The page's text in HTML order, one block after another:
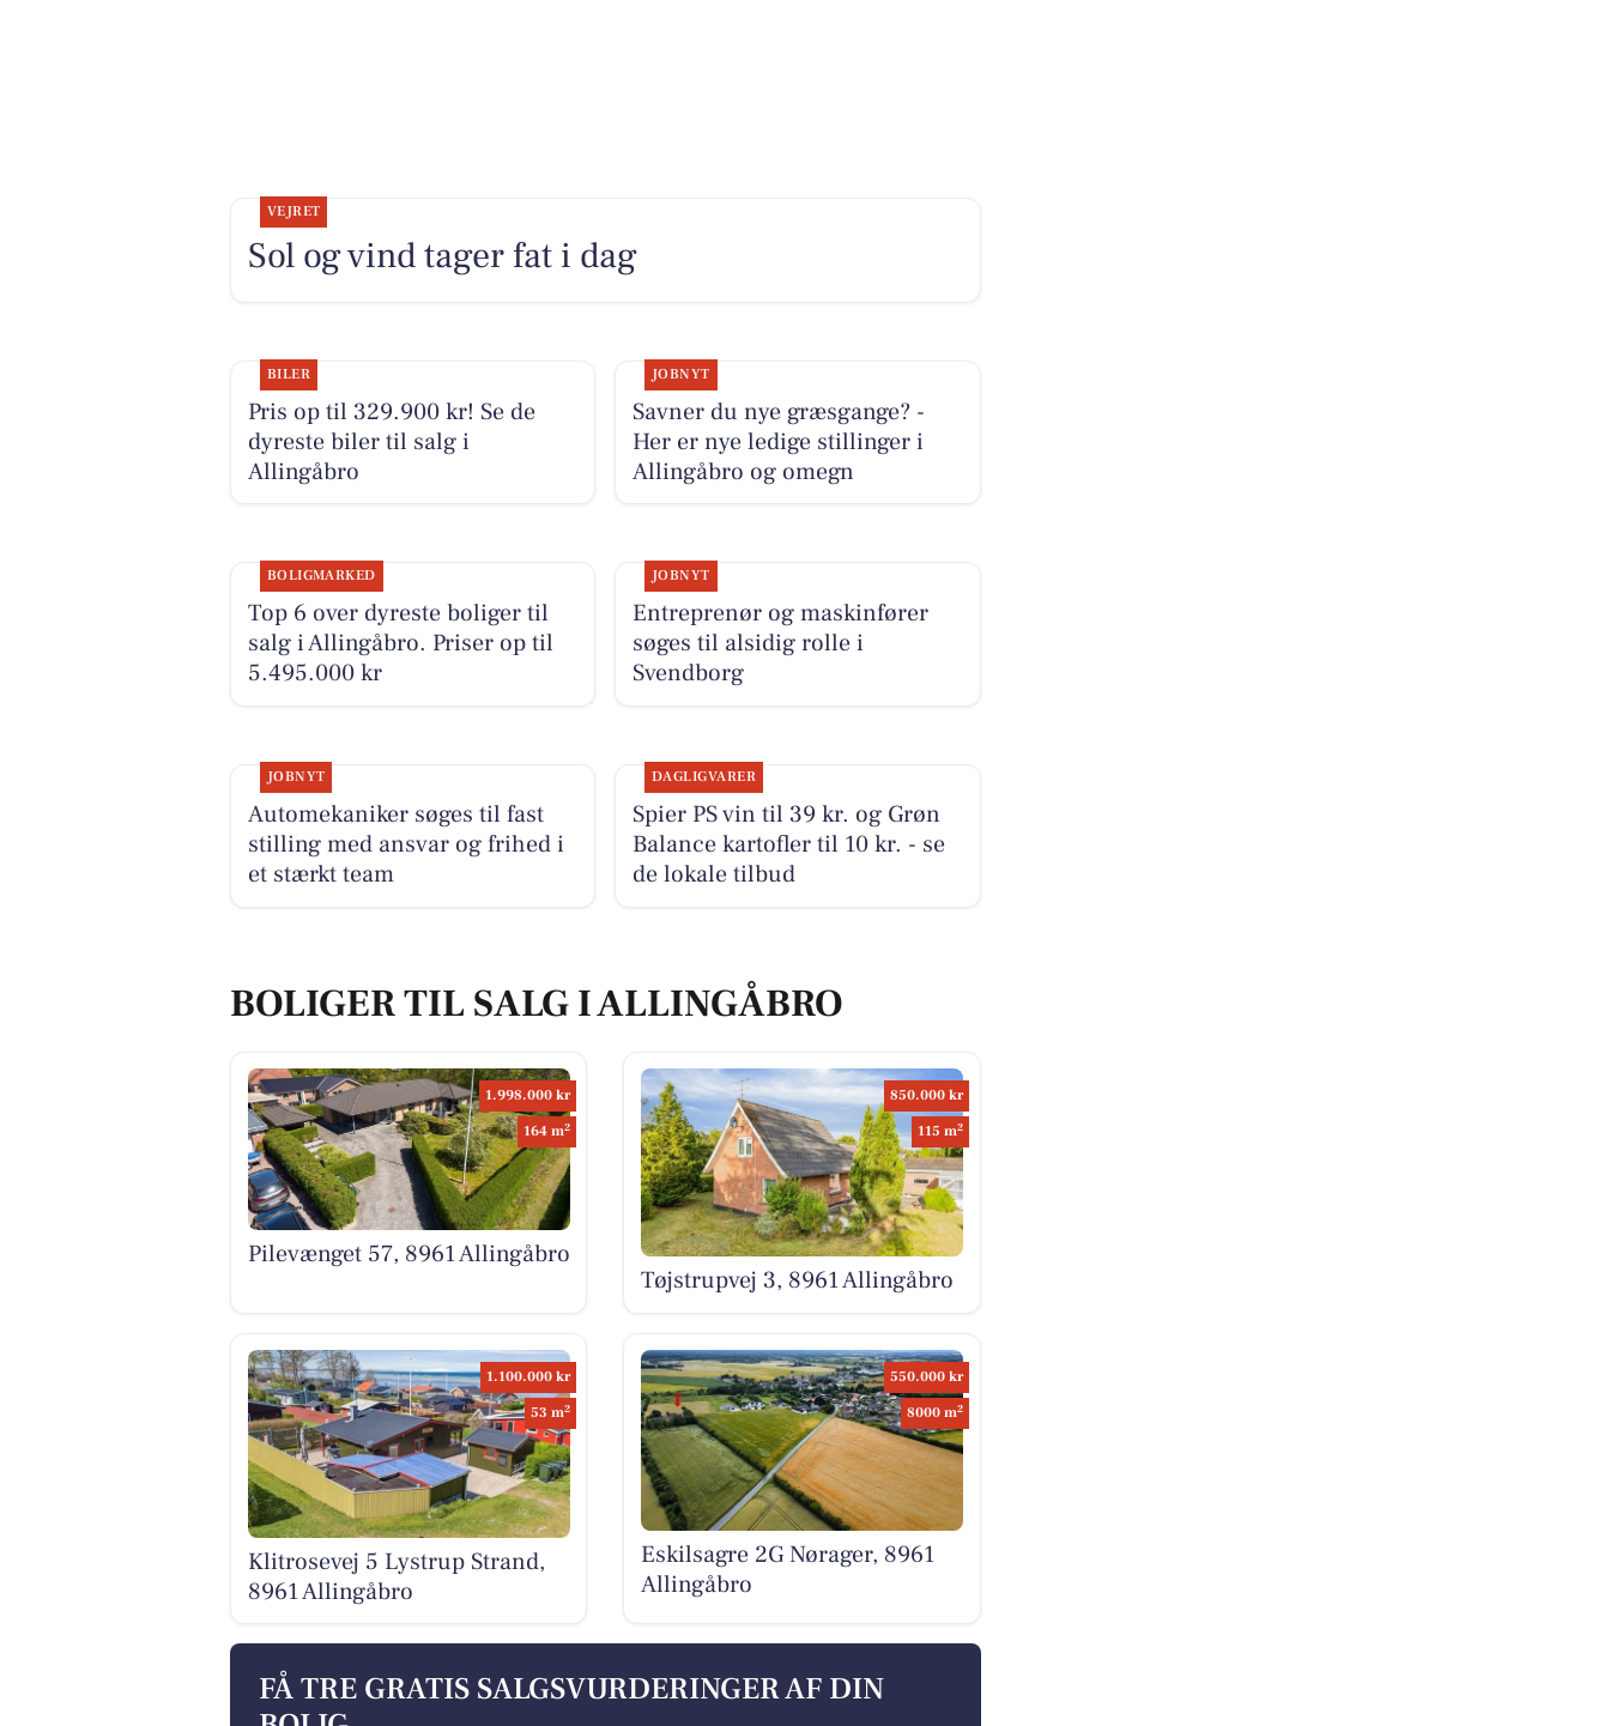
VEJRET
Sol og vind tager fat i dag
BILER
Pris op til 329.900 kr! Se de
dyreste biler til salg i
Allingåbro
JOBNYT
Savner du nye græsgange? -
Her er nye ledige stillinger i
Allingåbro og omegn
BOLIGMARKED
Top 6 over dyreste boliger til
salg i Allingåbro. Priser op til
5.495.000 kr
JOBNYT
Entreprenør og maskinfører
søges til alsidig rolle i
Svendborg
JOBNYT
Automekaniker søges til fast
stilling med ansvar og frihed i
et stærkt team
DAGLIGVARER
Spier PS vin til 39 kr. og Grøn
Balance kartofler til 10 kr. - se
de lokale tilbud
BOLIGER TIL SALG I ALLINGÅBRO
1.998.000 kr
164 m2
Pilevænget 57, 8961 Allingåbro
850.000 kr
115 m2
Tøjstrupvej 3, 8961 Allingåbro
1.100.000 kr
53 m2
Klitrosevej 5 Lystrup Strand,
8961 Allingåbro
550.000 kr
8000 m2
Eskilsagre 2G Nørager, 8961
Allingåbro
FÅ TRE GRATIS SALGSVURDERINGER AF DIN